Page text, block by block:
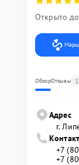
Открыто
ОбзорОтзывы
Адрес
г.
+7
+7